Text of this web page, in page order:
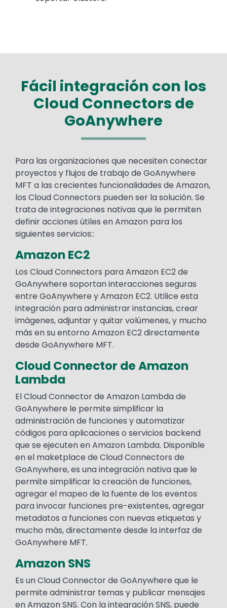
Fácil integración con los
Cloud Connectors de
GoAnywhere
Text
Para las organizaciones que necesiten conectar
proyectos y flujos de trabajo de GoAnywhere
MFT a las crecientes funcionalidades de Amazon,
los Cloud Connectors pueden ser la solución. Se
trata de integraciones nativas que le permiten
definir acciones útiles en Amazon para los
siguientes servicios::
Amazon EC2
Los Cloud Connectors para Amazon EC2 de
GoAnywhere soportan interacciones seguras
entre GoAnywhere y Amazon EC2. Utilice esta
integración para administrar instancias, crear
imágenes, adjuntar y quitar volúmenes, y mucho
más en su entorno Amazon EC2 directamente
desde GoAnywhere MFT.
Cloud Connector de Amazon
Lambda
El Cloud Connector de Amazon Lambda de
GoAnywhere le permite simplificar la
administración de funciones y automatizar
códigos para aplicaciones o servicios backend
que se ejecuten en Amazon Lambda. Disponible
en el maketplace de Cloud Connectors de
GoAnywhere, es una integración nativa que le
permite simplificar la creación de funciones,
agregar el mapeo de la fuente de los eventos
para invocar funciones pre-existentes, agregar
metadatos a funciones con nuevas etiquetas y
mucho más, directamente desde la interfaz de
GoAnywhere MFT.
Amazon SNS
Es un Cloud Connector de GoAnywhere que le
permite administrar temas y publicar mensajes
en Amazon SNS. Con la integración SNS, puede